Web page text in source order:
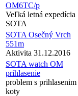
OM6TC/p
Veľká letná expedícia
SOTA
SOTA Osečný Vrch
551m
Aktivita 31.12.2016
SOTA watch OM
prihlasenie
problem s prihlasenim
koty